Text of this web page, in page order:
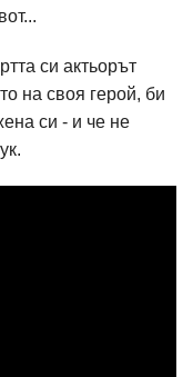
си актьорът
на своя герой, би
си - и че не